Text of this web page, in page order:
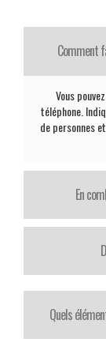
Comment
Vous
téléphone.
de personnes
En
Quels